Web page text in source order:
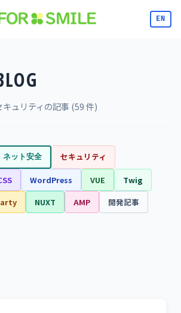
EN
ュリティの記事 (59 件)
ネット安全 セキュリティ
WordPress VUE
Twig
NUXT AMP 開発記事